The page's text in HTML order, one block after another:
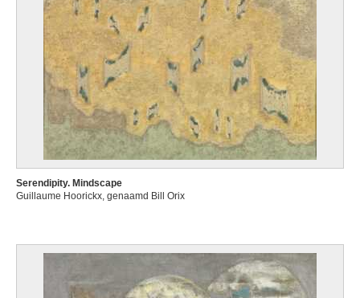
Serendipity. Mindscape
Guillaume Hoorickx, genaamd Bill Orix